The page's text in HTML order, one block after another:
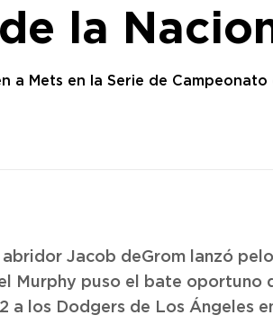
la
abridor Jacob deGrom lanzó
Murphy puso el bate oportuno
a los Dodgers de Los Ángeles